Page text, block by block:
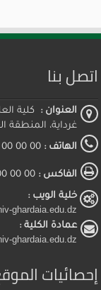
اتصل بنا
العنوان : كلية
غرداية، المنطقة العلمية، ص ب
الهاتف : 00 00 00 29 (0) 213+
الفاكس : 00 00 00 29 (0) 213+
خلية الويب :
ghardaia.edu.dz
عمادة الكلية :
ghardaia.edu.dz
إحصائيات